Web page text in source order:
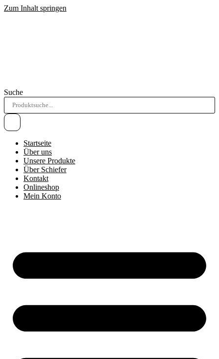
Zum Inhalt springen
Suche
Startseite
Über uns
Unsere Produkte
Über Schiefer
Kontakt
Onlineshop
Mein Konto